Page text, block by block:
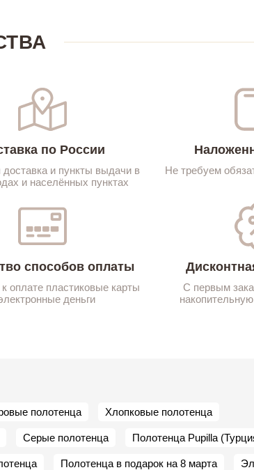
по России
доставка и пункты выдачи в
и населённых пунктах
Не требуем
способов оплаты
оплате пластиковые карты
деньги
С первым
полотенца Хлопковые полотенца
Серые полотенца Полотенца Pupilla
Полотенца в подарок на 8 марта